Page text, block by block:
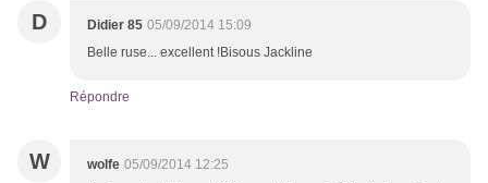
D Didier 85 05/09/2014 15:09
Belle ruse... excellent !Bisous Jackline
Répondre
W wolfe 05/09/2014 12:25